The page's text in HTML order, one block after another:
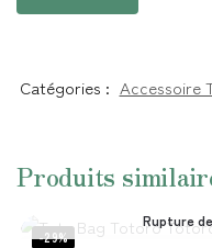
Catégories : Accessoire
Produits
-29%
Rupture